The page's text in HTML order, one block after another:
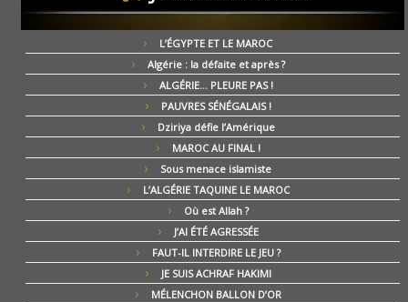
L’ÉGYPTE ET LE MAROC
Algérie : la défaite et après ?
ALGÉRIE… PLEURE PAS !
PAUVRES SÉNÉGALAIS !
Dziriya défie l’Amérique
MAROC AU FINAL !
Sous menace islamiste
L’ALGÉRIE TAQUINE LE MAROC
Où est Allah ?
J’AI ÉTÉ AGRESSÉE
FAUT-IL INTERDIRE LE JEU ?
JE SUIS ACHRAF HAKIMI
MÉLENCHON BALLON D’OR